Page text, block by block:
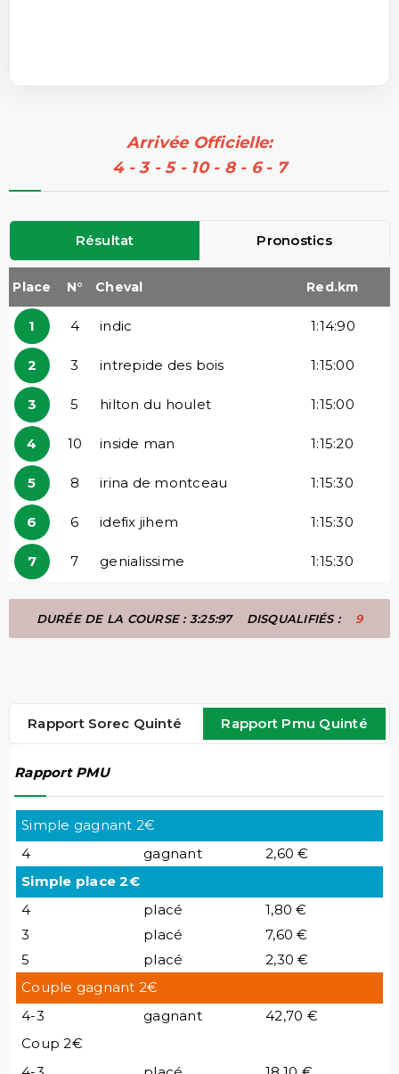
Arrivée Officielle:
4 - 3 - 5 - 10 - 8 - 6 - 7
Résultat Pronostics
Place N° Cheval Red.km
1 4 indic 1:14:90
2 3 intrepide des bois 1:15:00
3 5 hilton du houlet 1:15:00
4 10 inside man 1:15:20
5 8 irina de montceau 1:15:30
6 6 idefix jihem 1:15:30
7 7 genialissime 1:15:30
DURÉE DE LA COURSE : 3:25:97 DISQUALIFIÉS : 9
Rapport Sorec Quinté Rapport Pmu Quinté
Rapport PMU
Simple gagnant 2€
4
gagnant
2,60 €
Simple place 2€
4
placé
1,80 €
3
placé
7,60 €
5
placé
2,30 €
Couple gagnant 2€
4-3
gagnant
42,70 €
Coup 2€